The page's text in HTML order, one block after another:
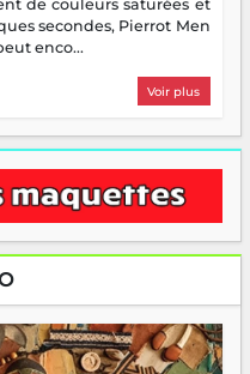
de couleurs saturées et
secondes, Pierrot Men
enco...
Voir plus